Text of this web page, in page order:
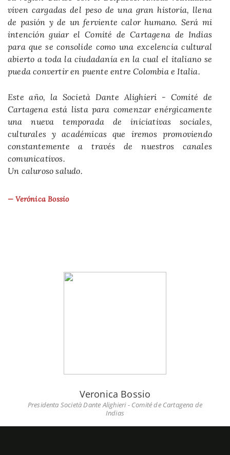
viven cargadas del peso de una gran historia, llena
de pasión y de un ferviente calor humano. Será mi
intención guiar el Comité de Cartagena de Indias
para que se consolide como una excelencia cultural
abierto a toda la ciudadanía en la cual el italiano se
pueda convertir en puente entre Colombia e Italia.
Este año, la Società Dante Alighieri - Comité de
Cartagena está lista para comenzar enérgicamente
una nueva temporada de iniciativas sociales,
culturales y académicas que iremos promoviendo
constantemente a través de nuestros canales
comunicativos.
Un caluroso saludo.
— Verónica Bossio
Veronica Bossio
Presidenta Società Dante Alighieri - Comité de Cartagena de
Indias